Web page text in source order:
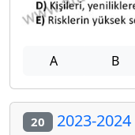
A B
20 2023-2024